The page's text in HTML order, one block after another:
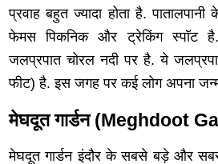
प्रवाह बहुत ज्‍यादा होता है.
फेमस पिकनिक और ट्रेकिंग स्‍पॉट है.
जलप्रपात चोरल नदी पर है. ये
फीट) है. इस जगह पर कई लोग अपना
मेघदूत गार्डन (Meghdoot
मेघदूत गार्डन इंदौर के सबसे बड़े और